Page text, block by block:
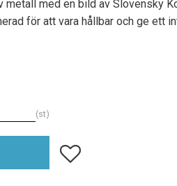
med en bild av Slovensky
för att vara hållbar och ge ett
st
Lägg till i favoriter